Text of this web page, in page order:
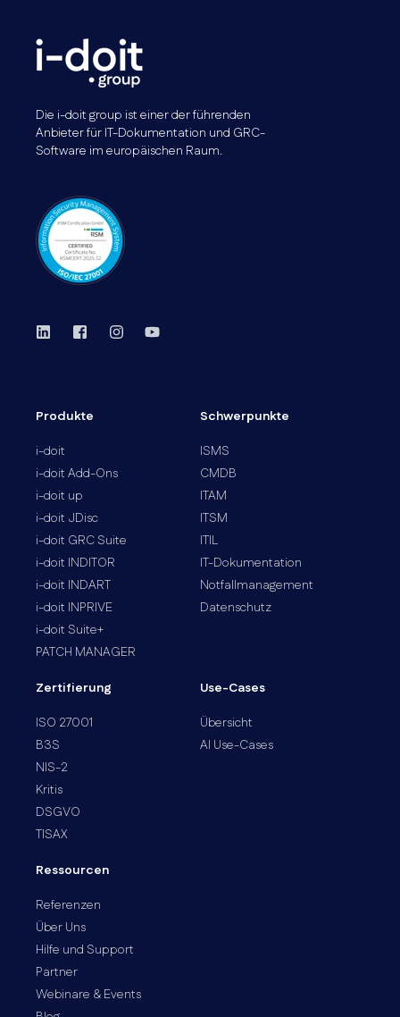
Die i-doit group ist einer der führenden
Anbieter für IT-Dokumentation und GRC-
Software im europäischen Raum.
Produkte
i-doit
i-doit Add-Ons
i-doit up
i-doit JDisc
i-doit GRC Suite
i-doit INDITOR
i-doit INDART
i-doit INPRIVE
i-doit Suite+
PATCH MANAGER
Schwerpunkte
ISMS
CMDB
ITAM
ITSM
ITIL
IT-Dokumentation
Notfallmanagement
Datenschutz
Zertifierung
ISO 27001
B3S
NIS-2
Kritis
DSGVO
TISAX
Use-Cases
Übersicht
AI Use-Cases
Ressourcen
Referenzen
Über Uns
Hilfe und Support
Partner
Webinare & Events